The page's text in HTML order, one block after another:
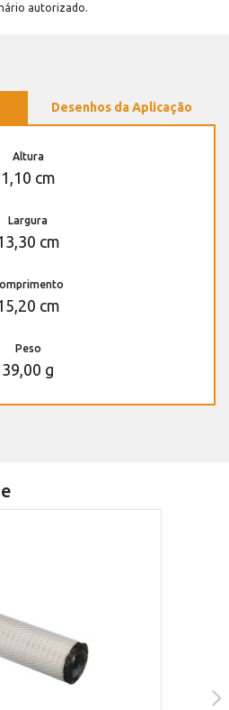
autorizado.
Desenhos da Aplicação
Altura
1,10 cm
Largura
cm
cm
Peso
39,00 g